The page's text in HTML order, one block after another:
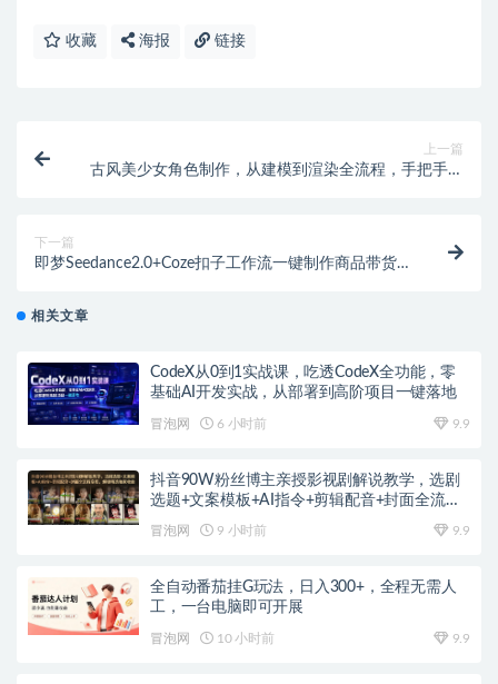
收藏 海报 链接
上一篇
古风美少女角色制作，从建模到渲染全流程，手把手教
下一篇
即梦Seedance2.0+Coze扣子工作流一键制作商品带货视
相关文章
CodeX从0到1实战课，吃透CodeX全功能，零
基础AI开发实战，从部署到高阶项目一键落地
冒泡网 6 小时前 9.9
抖音90W粉丝博主亲授影视剧解说教学，选剧
选题+文案模板+AI指令+剪辑配音+封面全流程
冒泡网 9 小时前 9.9
全自动番茄挂G玩法，日入300+，全程无需人
工，一台电脑即可开展
冒泡网 10 小时前 9.9